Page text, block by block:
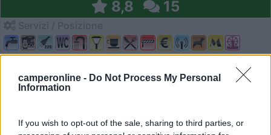
camperonline - Do Not Process My Personal
Information
If you wish to opt-out of the sale, sharing to third parties, or
8,8 15
A poche centinaia di metri dal borgo di San Lorenzo al
La...
Via Colpodalla, 17/A - Loc. San Lorenzo al Lago